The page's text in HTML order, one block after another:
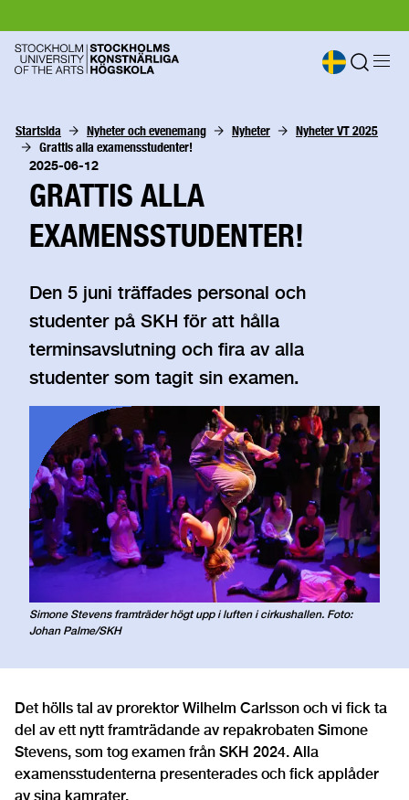
Startsida Nyheter och evenemang Nyheter
Nyheter VT 2025
Grattis alla examensstudenter!
2025-06-12
GRATTIS ALLA
EXAMENSSTUDENTER!
Den 5 juni träffades personal och
studenter på SKH för att hålla
terminsavslutning och fira av alla
studenter som tagit sin examen.
Simone Stevens framträder högt upp i luften i cirkushallen. Foto:
Johan Palme/SKH
Det hölls tal av prorektor Wilhelm Carlsson och vi fick ta
del av ett nytt framträdande av repakrobaten Simone
Stevens, som tog examen från SKH 2024. Alla
examensstudenterna presenterades och fick applåder
av sina kamrater.